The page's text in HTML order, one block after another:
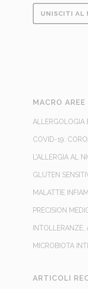
UNISCITI AL
MACRO AREE
ALLERGOLOGIA
COVID-19:
L’ALLERGIA AL
GLUTEN
MALATTIE
PRECISION
INTOLLERANZE,
MICROBIOTA
ARTICOLI